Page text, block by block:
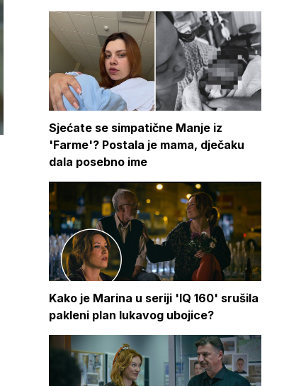
Sjećate se simpatične Manje iz
'Farme'? Postala je mama, dječaku
dala posebno ime
Kako je Marina u seriji 'IQ 160' srušila
pakleni plan lukavog ubojice?